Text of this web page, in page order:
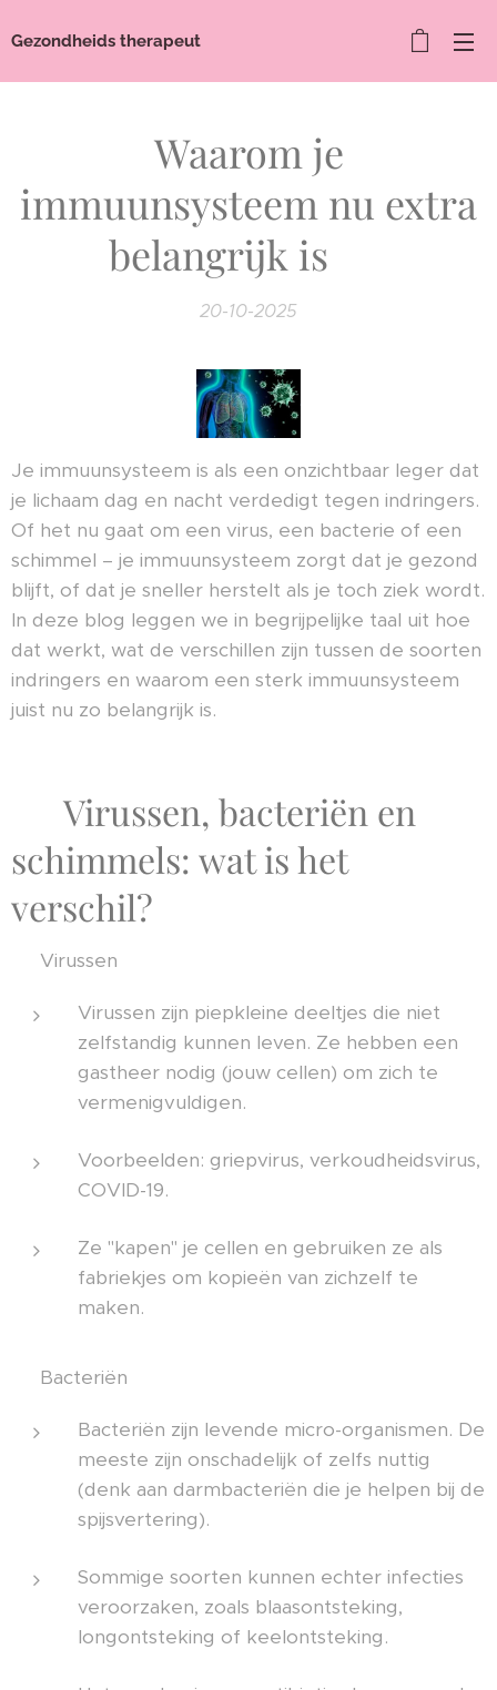
Gezondheids therapeut
Waarom je
immuunsysteem nu extra
belangrijk is 🛡️
20-10-2025
Je immuunsysteem is als een onzichtbaar leger dat
je lichaam dag en nacht verdedigt tegen indringers.
Of het nu gaat om een virus, een bacterie of een
schimmel – je immuunsysteem zorgt dat je gezond
blijft, of dat je sneller herstelt als je toch ziek wordt.
In deze blog leggen we in begrijpelijke taal uit hoe
dat werkt, wat de verschillen zijn tussen de soorten
indringers en waarom een sterk immuunsysteem
juist nu zo belangrijk is.
🦠 Virussen, bacteriën en
schimmels: wat is het
verschil?
🔹 Virussen
Virussen zijn piepkleine deeltjes die niet
zelfstandig kunnen leven. Ze hebben een
gastheer nodig (jouw cellen) om zich te
vermenigvuldigen.
Voorbeelden: griepvirus, verkoudheidsvirus,
COVID-19.
Ze "kapen" je cellen en gebruiken ze als
fabriekjes om kopieën van zichzelf te
maken.
🔹 Bacteriën
Bacteriën zijn levende micro-organismen. De
meeste zijn onschadelijk of zelfs nuttig
(denk aan darmbacteriën die je helpen bij de
spijsvertering).
Sommige soorten kunnen echter infecties
veroorzaken, zoals blaasontsteking,
longontsteking of keelontsteking.